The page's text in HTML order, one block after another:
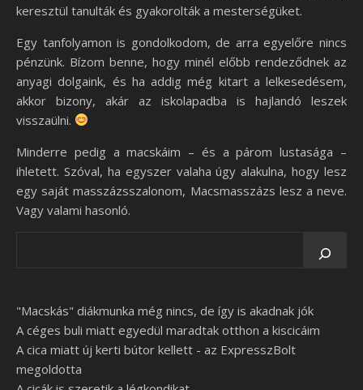
keresztül tanulták és gyakorolták a mesterségüket.
Egy tanfolyamon is gondolkodom, de arra egyelőre nincs
pénzünk. Bízom benne, hogy minél előbb rendeződnek az
anyagi dolgaink, és ha addig még kitart a lelkesedésem,
akkor bizony, akár az iskolapadba is hajlandó leszek
visszaülni.
Minderre pedig a macskáim – és a párom lustasága –
ihletett. Szóval, ha egyszer valaha úgy alakulna, hogy lesz
egy saját masszázsszalonom, Macsmasszázs lesz a neve.
Vagy valami hasonló.
"Macskás" diákmunka még nincs, de így is akadnak jók
A céges buli miatt egyedül maradtak otthon a kiscicáim
A cica miatt új kerti bútor kellett - az ExpresszBolt
megoldotta